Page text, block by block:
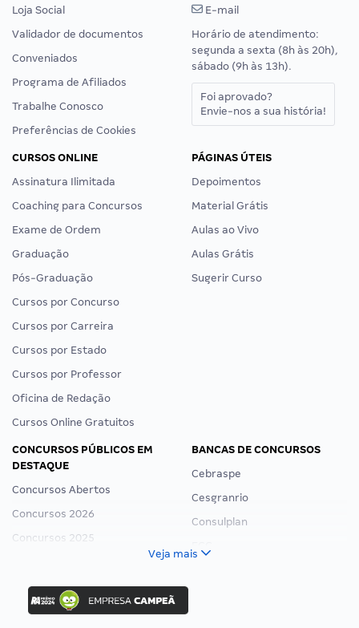
Loja Social
Validador de documentos
Conveniados
Programa de Afiliados
Trabalhe Conosco
Preferências de Cookies
E-mail
Horário de atendimento:
segunda a sexta (8h às 20h),
sábado (9h às 13h).
Foi aprovado?
Envie-nos a sua história!
CURSOS ONLINE
Assinatura Ilimitada
Coaching para Concursos
Exame de Ordem
Graduação
Pós-Graduação
Cursos por Concurso
Cursos por Carreira
Cursos por Estado
Cursos por Professor
Oficina de Redação
Cursos Online Gratuitos
PÁGINAS ÚTEIS
Depoimentos
Material Grátis
Aulas ao Vivo
Aulas Grátis
Sugerir Curso
CONCURSOS PÚBLICOS EM
DESTAQUE
Concursos Abertos
Concursos 2026
Concursos 2025
Concurso Nacional Unificado
Concurso Ibama
Concurso MPU
BANCAS DE CONCURSOS
Cebraspe
Cesgranrio
Consulplan
Veja mais